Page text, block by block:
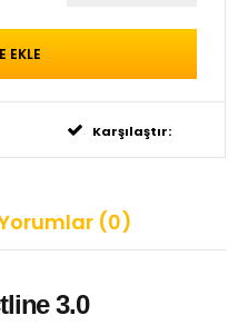
Karşılaştır:
(0)
3.0